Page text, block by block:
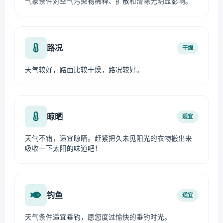
路况 干燥
天气较好，路面比较干燥，路况较好。
晾晒 适宜
天气不错，适宜晾晒。赶紧把久未见阳光的衣物搬出来
吸收一下太阳的味道吧！
钓鱼 适宜
天气条件适宜垂钓，愿您度过愉快的垂钓时光。